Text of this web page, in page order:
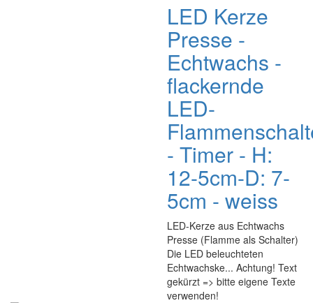
LED Kerze
Presse -
Echtwachs -
flackernde
LED-
- Timer - H:
12-5cm-D: 7-
5cm - weiss
LED-Kerze aus Echtwachs
Presse (Flamme als Schalter)
Die LED beleuchteten
Echtwachske... Achtung! Text
gekürzt => bitte eigene Texte
verwenden!